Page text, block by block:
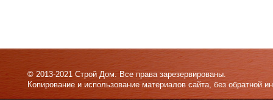
© 2013-2021 Строй Дом. Все права зарезервированы.
Копирование и использование материалов сайта, без обратной